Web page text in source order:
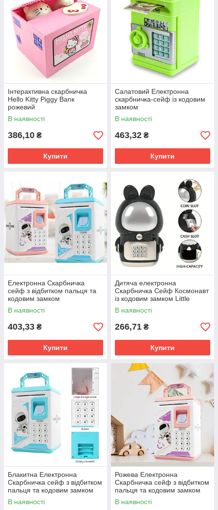
Інтерактивна скарбничка
Hello Kitty Piggy Banк
рожевий
В наявності
386,10 ₴
Купити
Салатовий Електронна
скарбничка-сейф із кодовим
замком
В наявності
463,32 ₴
Купити
Електронна Скарбничка
сейф з відбитком пальця та
кодовим замком
«BODYGUARD» +
купюроприймач
В наявності
403,33 ₴
Купити
Дитяча електронна
Скарбничка Сейф Космонавт
із кодовим замком Little
Space Rabbit Piggy Bank
В наявності
266,71 ₴
Купити
Блакитна Електронна
Скарбничка сейф з відбитком
пальця та кодовим замком
«BODYGUARD» +
купюроприймач
В наявності
Рожева Електронна
Скарбничка сейф з відбитком
пальця та кодовим замком
«BODYGUARD» +
купюроприймач
В наявності